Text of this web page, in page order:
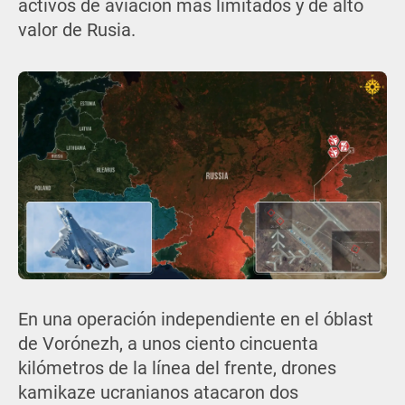
activos de aviación mas limitados y de alto
valor de Rusia.
En una operación independiente en el óblast
de Vorónezh, a unos ciento cincuenta
kilómetros de la línea del frente, drones
kamikaze ucranianos atacaron dos